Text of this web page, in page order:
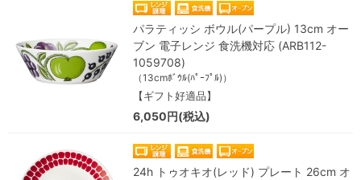
パラティッシ ボウル(パープル) 13cm オー
ブン 電子レンジ 食洗機対応 (ARB112-
1059708)
（13cmﾎﾞｳﾙ(ﾊﾟｰﾌﾟﾙ)）
【ギフト好適品】
6,050円(税込)
24h トゥオキオ(レッド) プレート 26cm オ